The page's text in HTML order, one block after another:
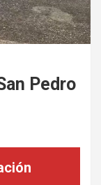
Pedro